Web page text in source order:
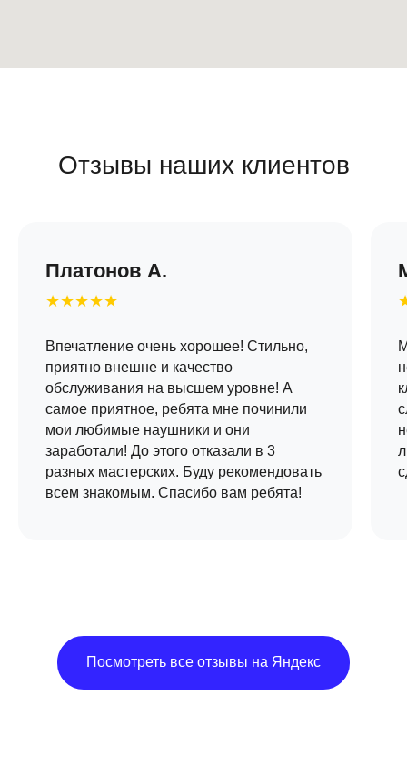
Отзывы наших клиентов
Платонов А.
★★★★★
Впечатление очень хорошее! Стильно,
приятно внешне и качество
обслуживания на высшем уровне! А
самое приятное, ребята мне починили
мои любимые наушники и они
заработали! До этого отказали в 3
разных мастерских. Буду рекомендовать
всем знакомым. Спасибо вам ребята!
Посмотреть все отзывы на Яндекс